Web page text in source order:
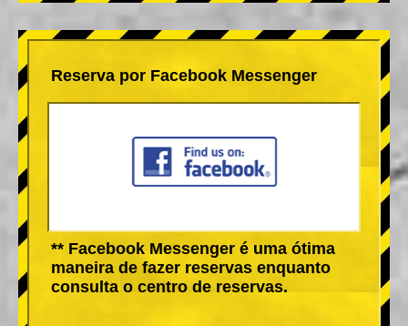
Reserva por Facebook Messenger
** Facebook Messenger é uma ótima
maneira de fazer reservas enquanto
consulta o centro de reservas.